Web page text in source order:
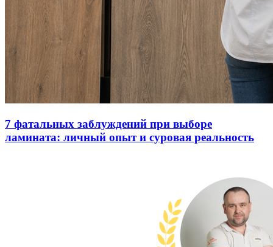
7 фатальных заблуждений при выборе
ламината: личный опыт и суровая реальность